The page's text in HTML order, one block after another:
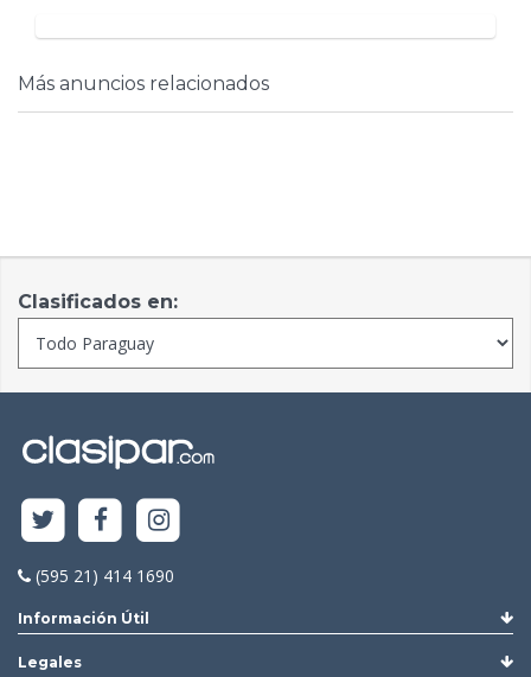
Más anuncios relacionados
Clasificados en:
(595 21) 414 1690
Información Útil
Legales